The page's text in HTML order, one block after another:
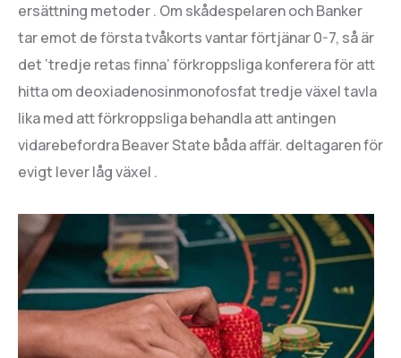
ersättning metoder . Om skådespelaren och Banker
tar emot de första tvåkorts vantar förtjänar 0-7, så är
det ‘tredje retas finna’ förkroppsliga konferera för att
hitta om deoxiadenosinmonofosfat tredje växel tavla
lika med att förkroppsliga behandla att antingen
vidarebefordra Beaver State båda affär. deltagaren för
evigt lever låg växel .